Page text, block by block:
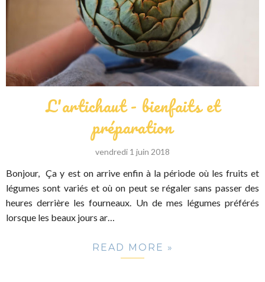
L'artichaut - bienfaits et
préparation
vendredi 1 juin 2018
Bonjour, Ça y est on arrive enfin à la période où les fruits et
légumes sont variés et où on peut se régaler sans passer des
heures derrière les fourneaux. Un de mes légumes préférés
lorsque les beaux jours ar…
READ MORE »